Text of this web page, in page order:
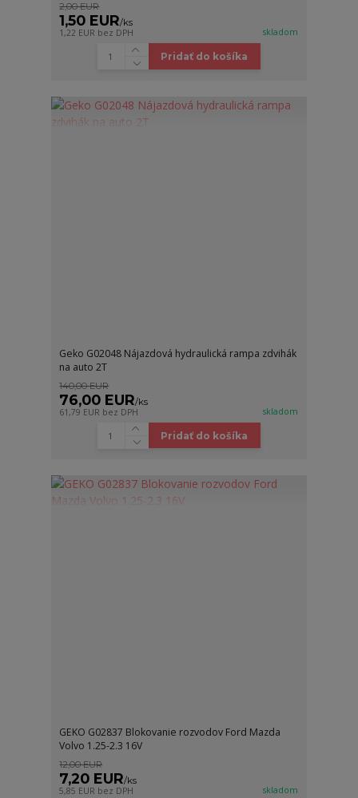
2,00 EUR
1,50 EUR/ks
1,22 EUR bez DPH skladom
Pridať do košíka
Geko G02048 Nájazdová hydraulická rampa zdvihák
na auto 2T
140,00 EUR
76,00 EUR/ks
61,79 EUR bez DPH skladom
Pridať do košíka
GEKO G02837 Blokovanie rozvodov Ford Mazda
Volvo 1.25-2.3 16V
12,00 EUR
7,20 EUR/ks
5,85 EUR bez DPH skladom